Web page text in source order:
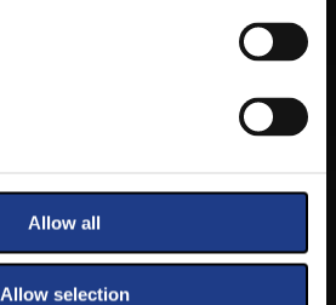
Allow all
Allow selection
ISMERT HELYEKEN, VAGY IDE KATTINTVA :